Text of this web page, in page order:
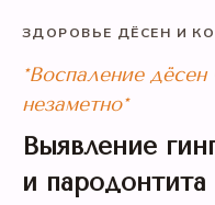
ЗДОРОВЬЕ ДЁСЕН И
*Воспаление дёсен
незаметно*
Выявление
и пародонтита